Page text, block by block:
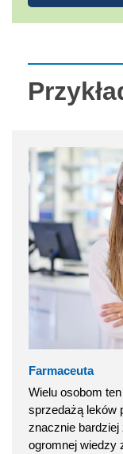
Farmaceuta
Wielu osobom
sprzedażą leków
znacznie bardziej
ogromnej wiedzy